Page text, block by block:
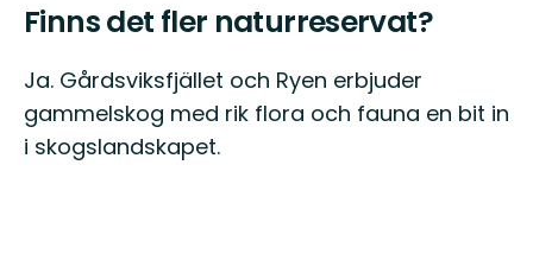
Finns det fler naturreservat?
Ja. Gårdsviksfjället och Ryen erbjuder
gammelskog med rik flora och fauna en bit in
i skogslandskapet.